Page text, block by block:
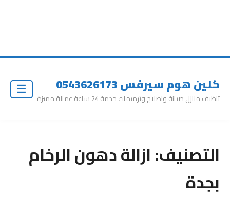
كلين هوم سيرفس 0543626173
تنظيف منازل صيانة واصلاح وترميمات خدمة 24 ساعة عمالة مميزة
التصنيف:ازالة دهون الرخام
بجدة